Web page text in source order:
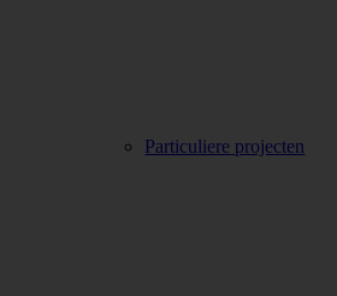
Particuliere projecten